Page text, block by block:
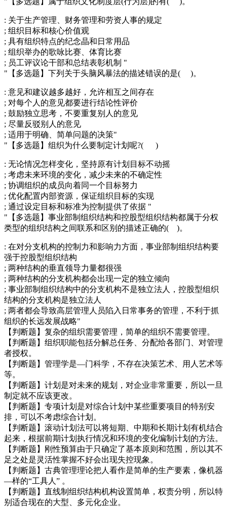
: 关于生产管理、财务管理和劳资人事的规定
; 组织目标和核心价值观
; 具有组织特点的纪念晶和日常用品
; 组织举办的歌咏比赛、体育比赛
; 员工评议论干部和总结表彰机制 "
"【多选题】下列关于头脑风暴法的描述错误的是( )。
: 意见和建议越多越好，允许相互之间存在
; 对每个人的意见都要进行结论性评价
; 鼓励独立思考，不要重复别人的意见
; 尽量反驳别人的意见
; 适用于明确、简单问题的决策"
"【多选题】组织为什么要制定计划呢?( )
: 无论情况怎样变化，坚持原有计划目标不动摇
; 考虑未来环境的变化，减少未来的不确定性
; 协调组织的成员向着同一个目标努力
; 优化配置内部资源，保证组织目标的实现
; 通过设定目标和标准为控制提供了依据 "
"【多选题】事业部制组织结构和控股型组织结构都属于分权
类型的组织结构之间联系和区别的描述正确的( )。
: 在对分支机构的控制力和影响力方面，事业部制组织结构要
强于控股型组织结构
; 两种结构的垂直领导力量都很强
; 两种结构的分支机构都会出现一定的独立倾向
; 事业部制组织结构中的分支机构不是独立法人，控股型组织
结构的分支机构是独立法人
; 两者都会导致高层管理人员陷入日常事务的管理，不利于抓
组织的长远发展战略"
【判断题】复杂的组织需要管理，简单的组织不需要管理。
【判断题】组织职能包括分解总任务、分配给各部门、对管理
者授权。
【判断题】管理学是—门科学，不存在决策艺术、用人艺术等
等。
【判断题】计划是对未来的规划，对企业非常重要，所以一旦
制定就不应该更改。
【判断题】专项计划是对综合计划中某些重要项目的特别安
排，可以不考虑综合计划。
【判断题】滚动计划法可以将短期、中期和长期计划有机结合
起来，根据前期计划执行情况和环境的变化编制计划的方法。
【判断题】刚性预算由于只确定了基本原则和范围，所以其不
足之处是灵活性掌握不好会出现失控现象。
【判断题】古典管理理论把人看作是简单的生产要素，像机器
—样的“工具人” 。
【判断题】直线制组织结构机构设置简单，权责分明，所以特
别适合现在的大型、多元化企业。